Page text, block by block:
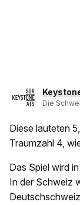
Die
Diese lauteten
Traumzahl 4,
Das Spiel wird
In der Schweiz